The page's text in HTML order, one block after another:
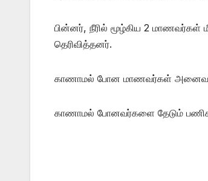
பின்னர், நீரில் மூழ்கிய 2 மாணவர்கள்
தெரிவித்தனர்.
காணாமல் போன மாணவர்கள்
காணாமல் போனவர்களை தேடும்